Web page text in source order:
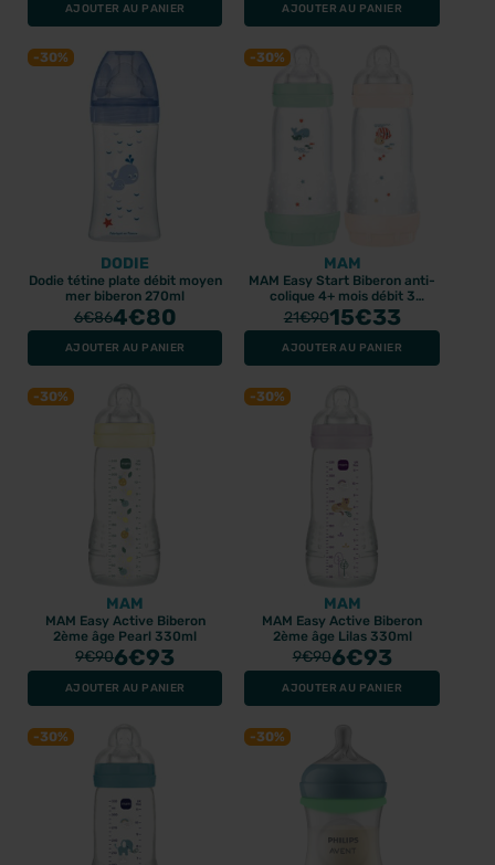
AJOUTER AU PANIER AJOUTER AU PANIER
-30%
DODIE
Dodie tétine plate débit moyen
mer biberon 270ml
6€864€80
AJOUTER AU PANIER
-30%
MAM
MAM Easy Start Biberon anti-
colique 4+ mois débit 3
Menthe + Coton 320ml
21€9015€33
AJOUTER AU PANIER
-30%
MAM
MAM Easy Active Biberon
2ème âge Pearl 330ml
9€906€93
AJOUTER AU PANIER
-30%
MAM
MAM Easy Active Biberon
2ème âge Lilas 330ml
9€906€93
AJOUTER AU PANIER
-30% -30%